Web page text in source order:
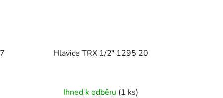
27 Hlavice TRX 1/2" 1295 20
Ihned k odběru (1 ks)